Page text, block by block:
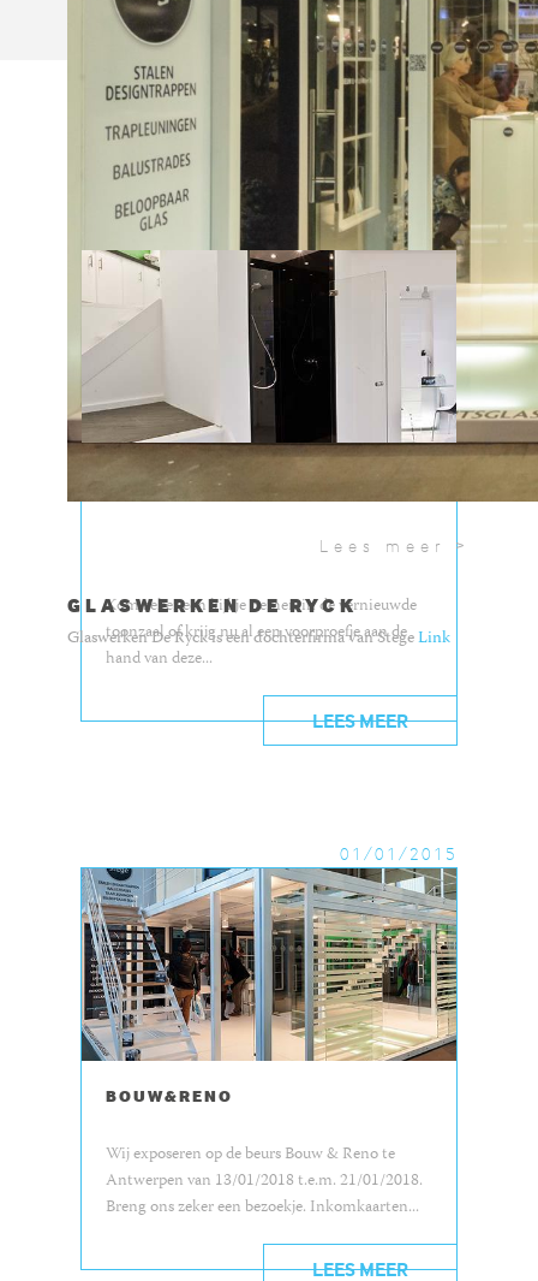
Lees meer >
GLASWERKEN DE RYCK
Glaswerken De Ryck is een dochterfirma van StegeLink
NIEUWS
02/12/2015
ONZE VERNIEUWDE TOONZAAL!
Kom zeker een kijkje nemen in de vernieuwde
toonzaal of krijg nu al een voorproefje aan de
hand van deze...
LEES MEER
01/01/2015
BOUW&RENO
Wij exposeren op de beurs Bouw & Reno te
Antwerpen van 13/01/2018 t.e.m. 21/01/2018.
Breng ons zeker een bezoekje. Inkomkaarten...
LEES MEER